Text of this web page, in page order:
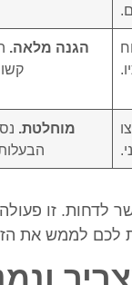
הגנה מלאה.
מוחלטת.
לדחות. זו
לממש את